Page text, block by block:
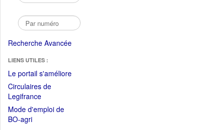
Recherche Avancée
LIENS UTILES :
Le portail s'améliore(Fichier
Circulaires de
Legifrance(Ouvrir
dans
une
Mode d'emploi de
BO-agri(Ouvrir